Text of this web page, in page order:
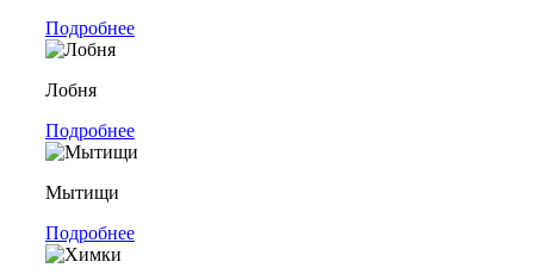
Подробнее
Лобня
Подробнее
Мытищи
Подробнее